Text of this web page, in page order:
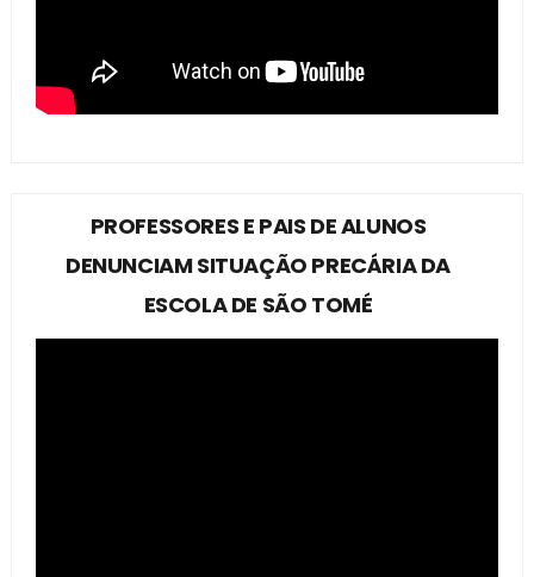
PROFESSORES E PAIS DE ALUNOS
DENUNCIAM SITUAÇÃO PRECÁRIA DA
ESCOLA DE SÃO TOMÉ